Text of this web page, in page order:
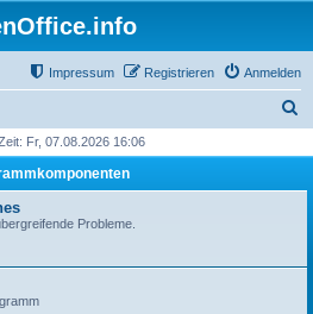
Anmelden
Registrieren
Impressum
h
Fr, 07.08.2026 16:06
Probleme.